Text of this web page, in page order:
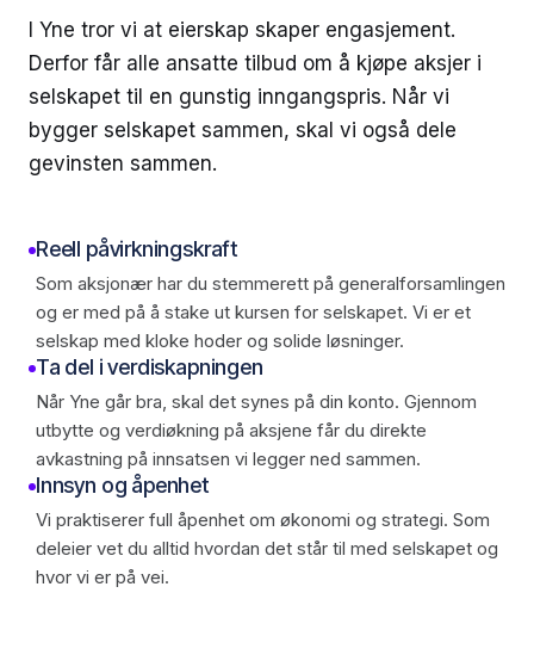
I Yne tror vi at eierskap skaper engasjement.
Derfor får alle ansatte tilbud om å kjøpe aksjer i
selskapet til en gunstig inngangspris. Når vi
bygger selskapet sammen, skal vi også dele
gevinsten sammen.
Reell påvirkningskraft
Som aksjonær har du stemmerett på generalforsamlingen
og er med på å stake ut kursen for selskapet. Vi er et
selskap med kloke hoder og solide løsninger.
Ta del i verdiskapningen
Når Yne går bra, skal det synes på din konto. Gjennom
utbytte og verdiøkning på aksjene får du direkte
avkastning på innsatsen vi legger ned sammen.
Innsyn og åpenhet
Vi praktiserer full åpenhet om økonomi og strategi. Som
deleier vet du alltid hvordan det står til med selskapet og
hvor vi er på vei.